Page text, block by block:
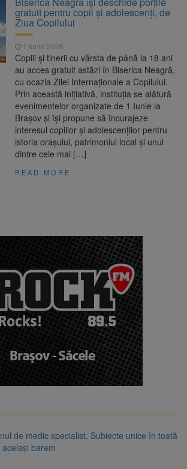
început să crească
Asociația Română pentru
luminii pe timpul
public
Trafic blocat pe DN1E Brașov
după un accident. Două
îngrijiri medicale
Se schimbă examenul de
Subiecte unice în toată țara,
barem
gratuit pentru copii și adolescenți, de
Ziua Copilului
1 iunie 2026
Copiii și tinerii cu vârsta de până la 18 ani
au acces gratuit astăzi în Biserica Neagră,
cu ocazia Zilei Internaționale a Copilului.
Prin această inițiativă, instituția se alătură
evenimentelor organizate de 1 Iunie la
Brașov și își propune să încurajeze
interesul copiilor și adolescenților pentru
istoria orașului, patrimoniul local și unul
dintre cele mai […]
READ MORE
de medic specialist. Subiecte unice în toată
barem